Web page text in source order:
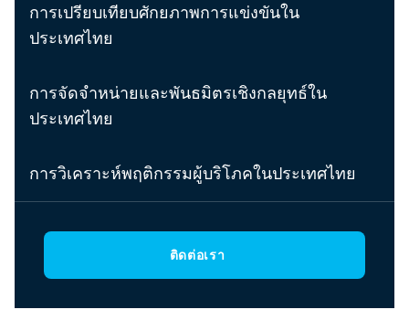
การเปรียบเทียบศักยภาพการแข่งขันใน
ประเทศไทย
การจัดจำหน่ายและพันธมิตรเชิงกลยุทธ์ใน
ประเทศไทย
การวิเคราะห์พฤติกรรมผู้บริโภคในประเทศไทย
ติดต่อเรา